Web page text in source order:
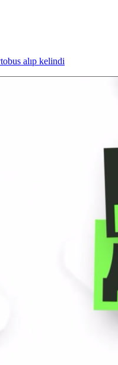
alıp kelindi